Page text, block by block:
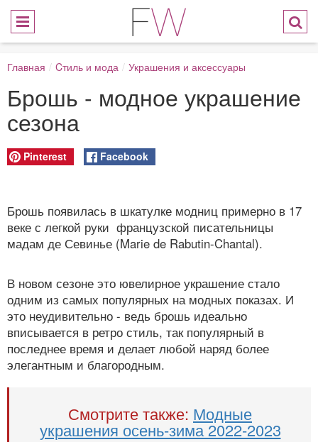
Главная / Cтиль и мода / Украшения и аксессуары
Брошь - модное украшение
сезона
Pinterest Facebook
Брошь появилась в шкатулке модниц примерно в 17
веке с легкой руки французской писательницы
мадам де Севинье (Marie de Rabutin-Chantal).
В новом сезоне это ювелирное украшение стало
одним из самых популярных на модных показах. И
это неудивительно - ведь брошь идеально
вписывается в ретро стиль, так популярный в
последнее время и делает любой наряд более
элегантным и благородным.
Смотрите также: Модные
украшения осень-зима 2022-2023